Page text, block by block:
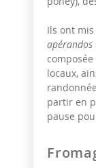
Ils ont
apérandos
locaux,
partir en
pause